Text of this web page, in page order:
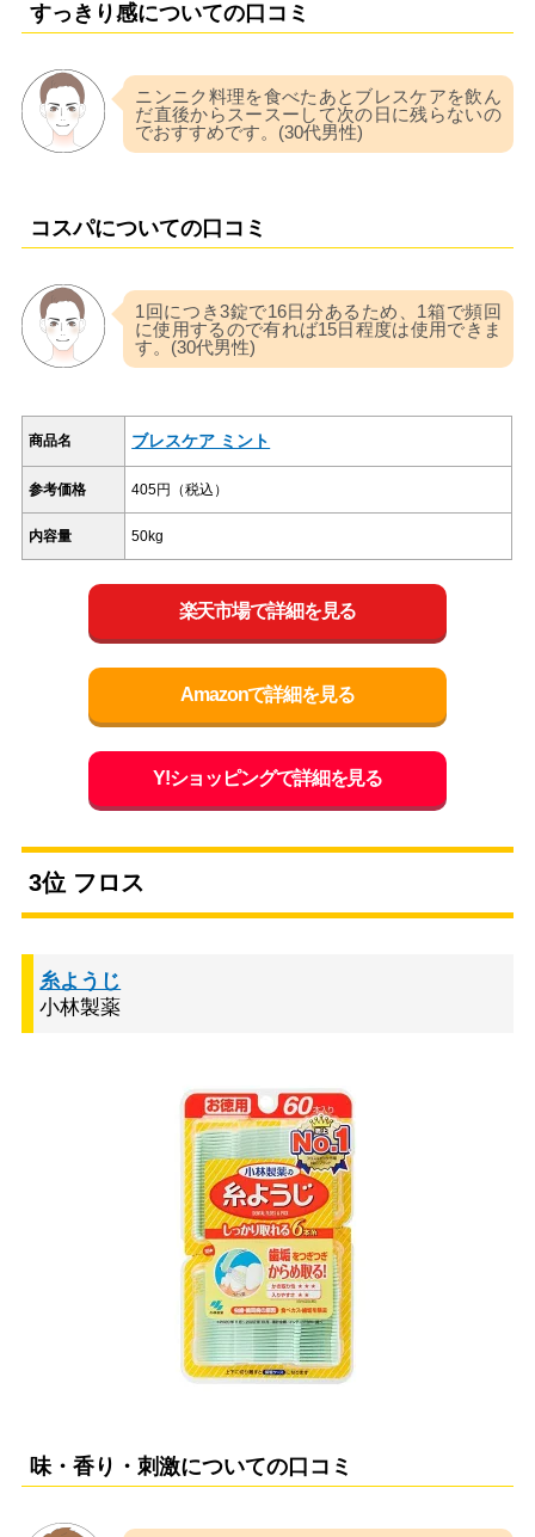
すっきり感についての口コミ
ニンニク料理を食べたあとブレスケアを飲ん
だ直後からスースーして次の日に残らないの
でおすすめです。(30代男性)
コスパについての口コミ
1回につき3錠で16日分あるため、1箱で頻回
に使用するので有れば15日程度は使用できま
す。(30代男性)
商品名 ブレスケア ミント
参考価格 405円（税込）
内容量 50kg
楽天市場で詳細を見る
Amazonで詳細を見る
Y!ショッピングで詳細を見る
3位 フロス
糸ようじ
小林製薬
味・香り・刺激についての口コミ